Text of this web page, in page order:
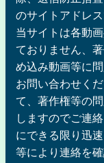
のサイトアドレ
当サイトは各動
ておりません、
め込み動画等に
お問い合わせく
て、著作権等の
しますのでご連
にできる限り迅
等により連絡を